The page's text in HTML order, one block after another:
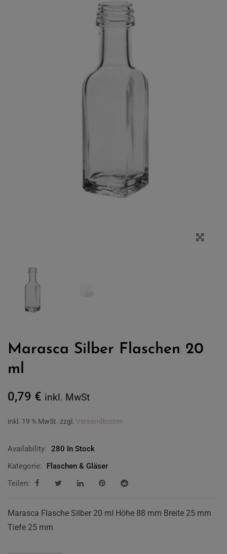
Marasca Silber Flaschen 20
ml
0,79 € inkl. MwSt
inkl. 19 % MwSt. zzgl. Versandkosten
Availability: 280 In Stock
Kategorie:
Flaschen & Gläser
Teilen:
Marasca Flasche Silber 20 ml Höhe 88 mm Breite 25 mm
Tiefe 25 mm